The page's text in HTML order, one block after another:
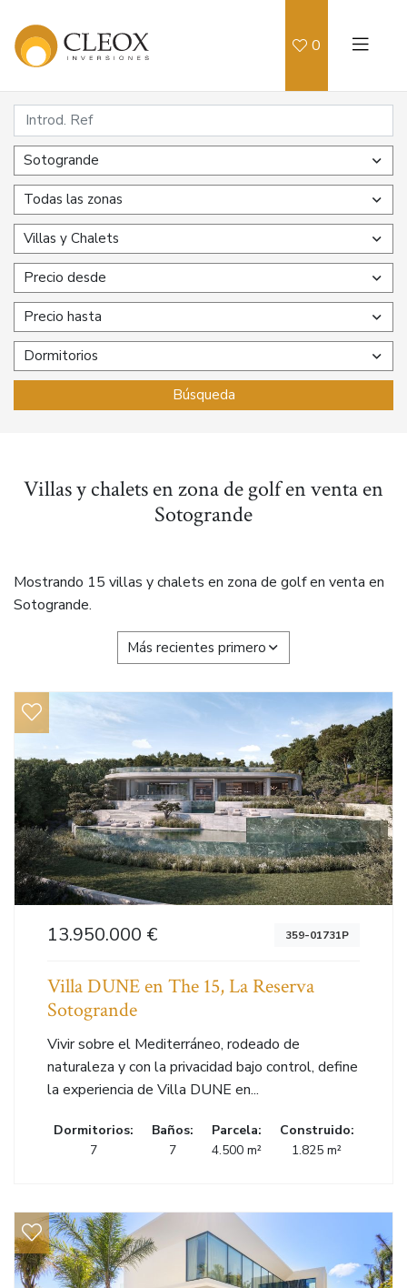
0
Sotogrande
Todas las zonas
Villas y Chalets
Precio desde
Precio hasta
Dormitorios
Búsqueda
Villas y chalets en zona de golf en venta en
Sotogrande
Mostrando 15 villas y chalets en zona de golf en venta en
Sotogrande.
Más recientes primero
13.950.000 € 359-01731P
Villa DUNE en The 15, La Reserva
Sotogrande
Vivir sobre el Mediterráneo, rodeado de
naturaleza y con la privacidad bajo control, define
la experiencia de Villa DUNE en...
Dormitorios:
7
Baños:
7
Parcela:
4.500 m²
Construido:
1.825 m²